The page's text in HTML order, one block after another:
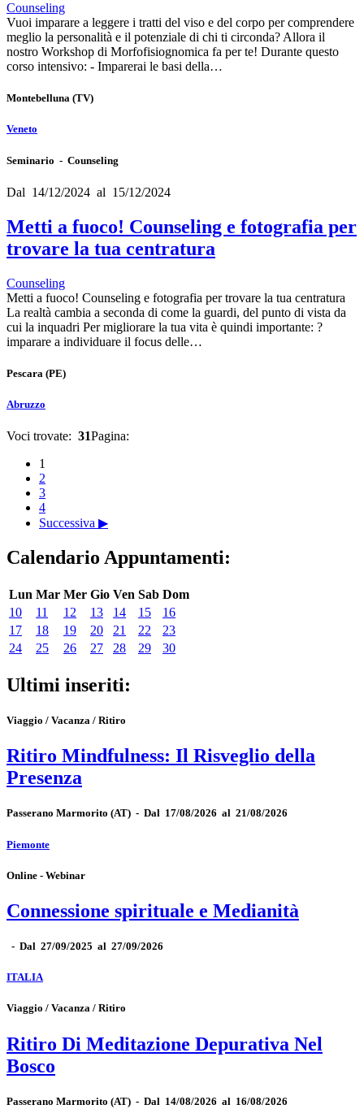
Counseling
Vuoi imparare a leggere i tratti del viso e del corpo per comprendere
meglio la personalità e il potenziale di chi ti circonda? Allora il
nostro Workshop di Morfofisiognomica fa per te! Durante questo
corso intensivo: - Imparerai le basi della…
Montebelluna (TV)
Veneto
Seminario - Counseling
Dal 14/12/2024 al 15/12/2024
Metti a fuoco! Counseling e fotografia per
trovare la tua centratura
Counseling
Metti a fuoco! Counseling e fotografia per trovare la tua centratura
La realtà cambia a seconda di come la guardi, del punto di vista da
cui la inquadri Per migliorare la tua vita è quindi importante: ?
imparare a individuare il focus delle…
Pescara (PE)
Abruzzo
Voci trovate: 31Pagina:
1
2
3
4
Successiva ▶
Calendario Appuntamenti:
Lun Mar Mer Gio Ven Sab Dom
10
11 12 13 14 15
16
17
18 19 20 21 22
23
24
25 26 27 28 29 30
Ultimi inseriti:
Viaggio / Vacanza / Ritiro
Ritiro Mindfulness: Il Risveglio della
Presenza
Passerano Marmorito (AT) - Dal 17/08/2026 al 21/08/2026
Piemonte
Online - Webinar
Connessione spirituale e Medianità
- Dal 27/09/2025 al 27/09/2026
ITALIA
Viaggio / Vacanza / Ritiro
Ritiro Di Meditazione Depurativa Nel
Bosco
Passerano Marmorito (AT) - Dal 14/08/2026 al 16/08/2026